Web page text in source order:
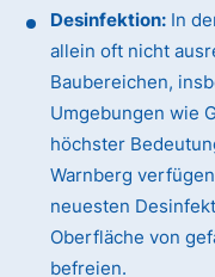
Desinfektion: In
allein oft nicht
Baubereichen,
Umgebungen wie
höchster
Warnberg
neuesten
Oberfläche von
befreien.